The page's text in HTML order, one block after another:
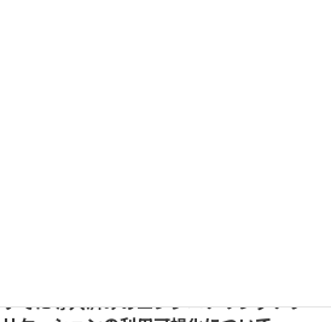
すでに導入済みのエンジニアリングアプ